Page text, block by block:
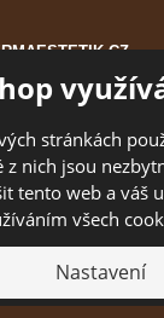
stránkách
z nich jsou
tento web a váš
všech
Nastavení
- estetická a
podmínky
údajů (GDPR)